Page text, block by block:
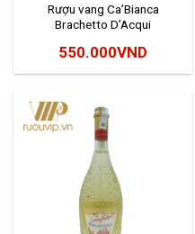
Rượu vang Ca’Bianca
Brachetto D’Acqui
550.000VND